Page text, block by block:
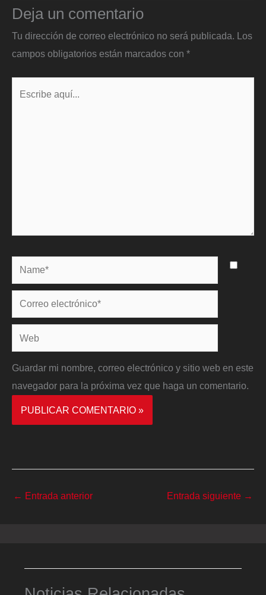
Deja un comentario
Tu dirección de correo electrónico no será publicada. Los
campos obligatorios están marcados con *
Name*
Correo
electrónico*
Web
Guardar mi nombre, correo electrónico y sitio web en este
navegador para la próxima vez que haga un comentario.
← Entrada anterior Entrada siguiente →